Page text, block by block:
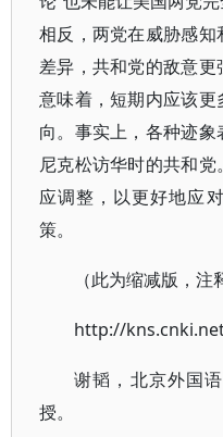
相反，两党在威胁感
差异，共和党的敌意
意味着，短期内应该
向。事实上，各种迹
尼克松访华时的共和
应调整，以更好地应
策。
（此为缩减版，
http://
谢韬，北京外国
授。